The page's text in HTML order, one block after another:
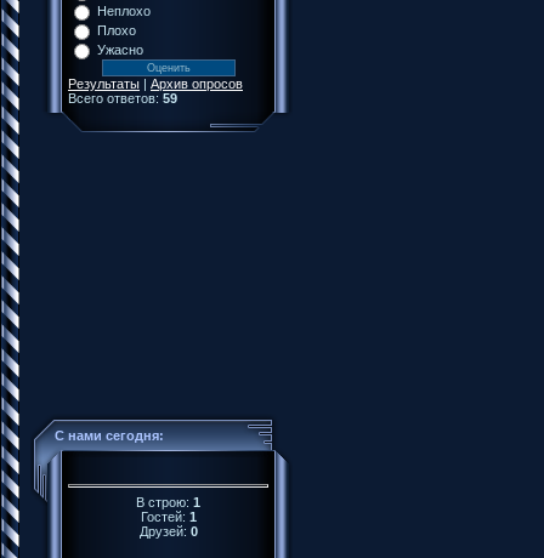
Неплохо
Плохо
Ужасно
Результаты | Архив опросов
Всего ответов: 59
С нами сегодня:
В строю: 1
Гостей: 1
Друзей: 0